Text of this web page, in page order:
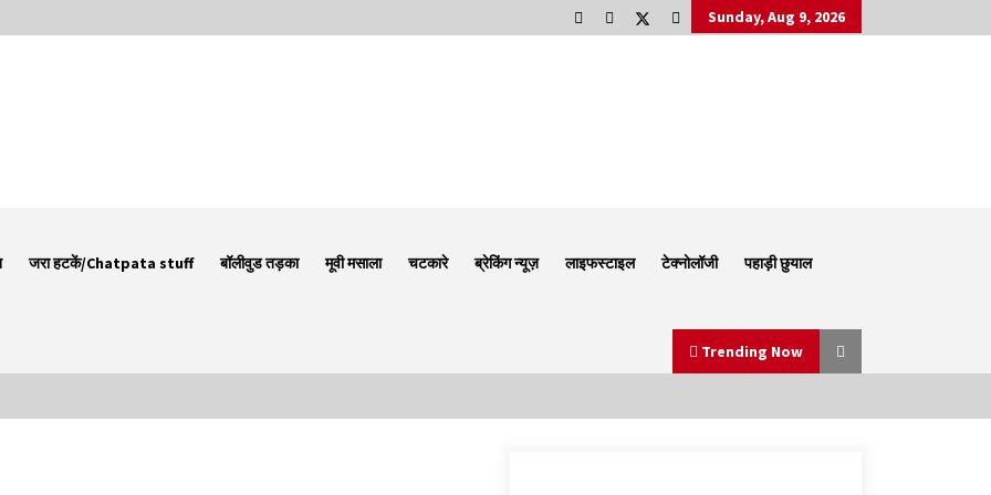
Sunday, Aug 9, 2026
जरा हटकें/Chatpata stuff बॉलीवुड तड़का मूवी मसाला चटकारे ब्रेकिंग न्यूज़ लाइफस्टाइल टेक्नोलॉजी पहाड़ी छुयाल
Trending Now